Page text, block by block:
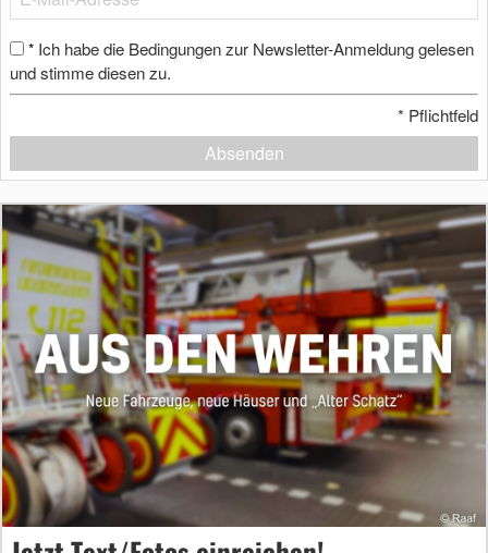
* Ich habe die Bedingungen zur Newsletter-Anmeldung gelesen
und stimme diesen zu.
* Pflichtfeld
Absenden